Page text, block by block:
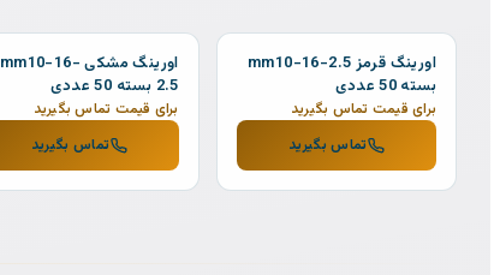
اورینگ قرمز mm10-16-2.5
بسته 50 عددی
برای قیمت تماس بگیرید
تماس بگیرید
اورینگ مشکی mm10-16-
2.5 بسته 50 عددی
برای قیمت تماس بگیرید
تماس بگیرید